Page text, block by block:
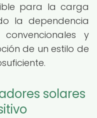
para la carga
la dependencia
y
de un estilo de
solares